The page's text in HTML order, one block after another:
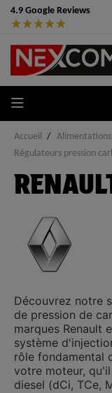
4.9 Google Reviews
★★★★★
Accueil
Régulateurs pression
Découvrez notre
de pression de
marques Renault
système
rôle fondamental
votre moteur,
diesel (dCi, TCe,